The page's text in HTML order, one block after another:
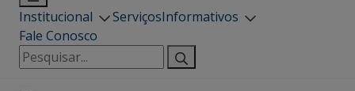
Institucional ServiçosInformativos
Fale Conosco
Pesquisar
por: